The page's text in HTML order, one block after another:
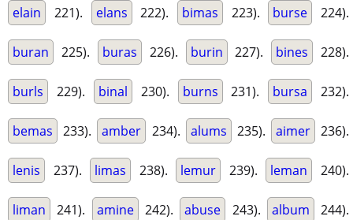
elain 221). elans 222). bimas 223). burse 224).
buran 225). buras 226). burin 227). bines 228).
burls 229). binal 230). burns 231). bursa 232).
bemas 233). amber 234). alums 235). aimer 236).
lenis 237). limas 238). lemur 239). leman 240).
liman 241). amine 242). abuse 243). album 244).